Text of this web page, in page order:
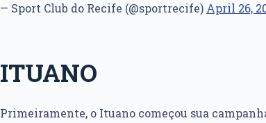
— Sport Club do Recife (@sportrecife) April 26,
ITUANO
Primeiramente, o Ituano começou sua